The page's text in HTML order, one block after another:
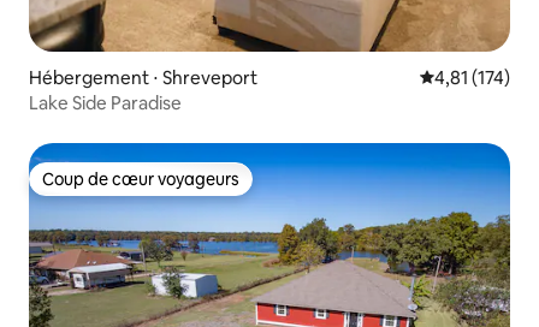
Hébergement ⋅ Shreveport Évaluation
4,81 (174)
Lake Side Paradise
Coup de cœur voyageurs
Coup de cœur voyageurs